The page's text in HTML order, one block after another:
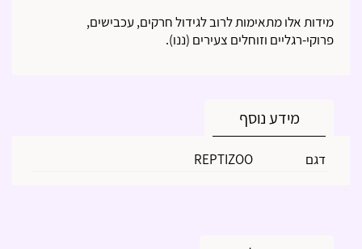
מידות אלו מתאימות לרוב לגידול חרקים, עכבישים,
פרוקי-רגליים וזוחלים צעירים (ננו).
מידע נוסף
דגם REPTIZOO